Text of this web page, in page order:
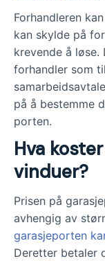
Forhandleren
kan skylde på
krevende å løse.
forhandler som
på å bestemme
porten.
Hva
vinduer?
Prisen på
avhengig av
garasjeporten
Deretter betaler